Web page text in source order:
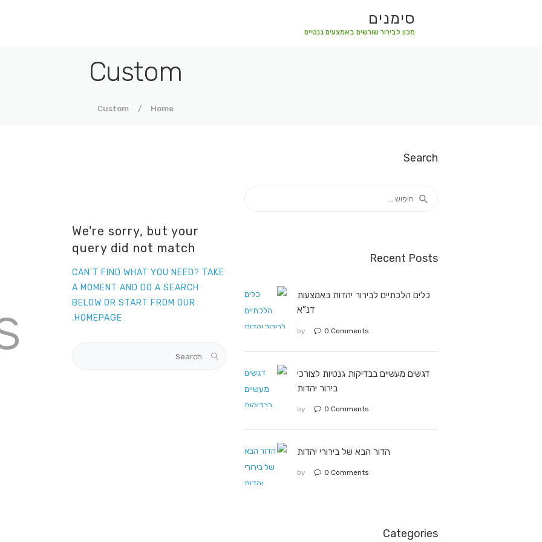
סימנים
מכון לבירור שורשים באמצעים גנטיים
Custom
Home
Custom
מכון לבירור שורשים באמצעים גנטיים
We're sorry, but your
query did not match
CAN'T FIND WHAT YOU NEED? TAKE
A MOMENT AND DO A SEARCH
BELOW OR START FROM OUR
HOMEPAGE
.
Search
חיפוש:
Recent Posts
כלים הלכתיים לבירור יהדות באמצעות
דנ”א
by 0 Comments
דגשים מעשיים בבדיקות גנטיות לצורכי
בירור יהדות
by 0 Comments
הדור הבא של בירורי יהדות
by 0 Comments
Categories